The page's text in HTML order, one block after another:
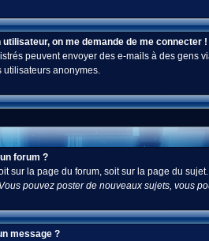
on me demande de me connecter !
peuvent envoyer des e-mails à des
utilisateurs anonymes.
forum ?
sur la page du forum, soit sur la page du
Vous pouvez poster de nouveaux sujets, vous
message ?